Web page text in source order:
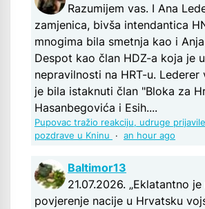
Razumijem vas. I Ana
zamjenica, bivša intendantica
mnogima bila smetnja kao i
Despot kao član HDZ-a koja je
nepravilnosti na HRT-u.
je bila istaknuti član "Bloka za
Hasanbegovića i Esih....
Pupovac tražio reakciju, udruge
pozdrave u Kninu
· an hour ago
Baltimor13
21.07.2026. „Eklatantno
povjerenje nacije u Hrvatsku